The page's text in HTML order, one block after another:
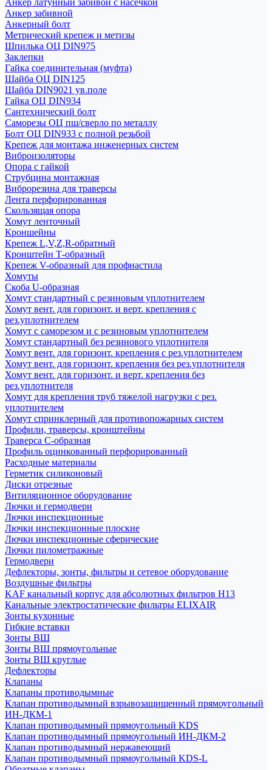
Анкер латунный забивой с насечкой
Анкер забивной
Анкерный болт
Метрический крепеж и метизы
Шпилька ОЦ DIN975
Заклепки
Гайка соединительная (муфта)
Шайба ОЦ DIN125
Шайба DIN9021 ув.поле
Гайка ОЦ DIN934
Сантехнический болт
Саморезы ОЦ пш/сверло по металлу
Болт ОЦ DIN933 с полной резьбой
Крепеж для монтажа инженерных систем
Виброизоляторы
Опора с гайкой
Струбцина монтажная
Виброрезина для траверсы
Лента перфорированная
Скользящая опора
Хомут ленточный
Кроншейны
Крепеж L,V,Z,R-обратный
Кронштейн Т-образный
Крепеж V-образный для профнастила
Хомуты
Скоба U-образная
Хомут стандартный с резиновым уплотнителем
Хомут вент. для горизонт. и верт. крепления с
рез.уплотнителем
Хомут с саморезом и с резиновым уплотнителем
Хомут стандартный без резинового уплотнителя
Хомут вент. для горизонт. крепления с рез.уплотнителем
Хомут вент. для горизонт. крепления без рез.уплотнителя
Хомут вент. для горизонт. и верт. крепления без
рез.уплотнителя
Хомут для крепления труб тяжелой нагрузки с рез.
уплотнителем
Хомут спринклерный для противопожарных систем
Профили, траверсы, кронштейны
Траверса С-образная
Профиль оцинкованный перфорированный
Расходные материалы
Герметик силиконовый
Диски отрезные
Внтиляционное оборудование
Лючки и гермодвери
Лючки инспекционные
Лючки инспекционные плоские
Лючки инспекционные сферические
Лючки пилометражные
Гермодвери
Дефлекторы, зонты, фильтры и сетевое оборудование
Воздушные фильтры
KAF канальный корпус для абсолютных фильтров H13
Канальные электростатические фильтры ELIXAIR
Зонты кухонные
Гибкие вставки
Зонты ВШ
Зонты ВШ прямоугольные
Зонты ВШ круглые
Дефлекторы
Клапаны
Клапаны противодымные
Клапан противодымный взрывозащищенный прямоугольный
ИН-ДКМ-1
Клапан противодымный прямоугольный KDS
Клапан противодымный прямоугольный ИН-ДКМ-2
Клапан противодымный нержавеющий
Клапан противодымный прямоугольный KDS-L